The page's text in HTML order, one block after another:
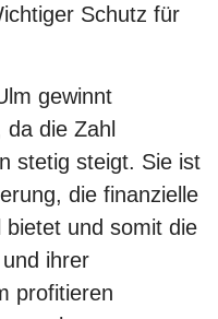
Schutz für
gewinnt
da die Zahl
stetig steigt. Sie ist
die finanzielle
und somit die
ihrer
profitieren